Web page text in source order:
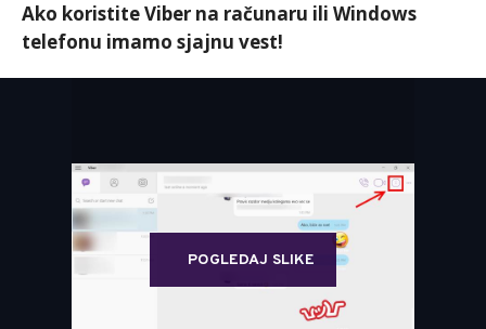
Ako koristite Viber na računaru ili Windows
telefonu imamo sjajnu vest!
POGLEDAJ SLIKE